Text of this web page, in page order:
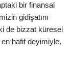
bir finansal
gidişatını
de bizzat küresel
hafif deyimiyle,